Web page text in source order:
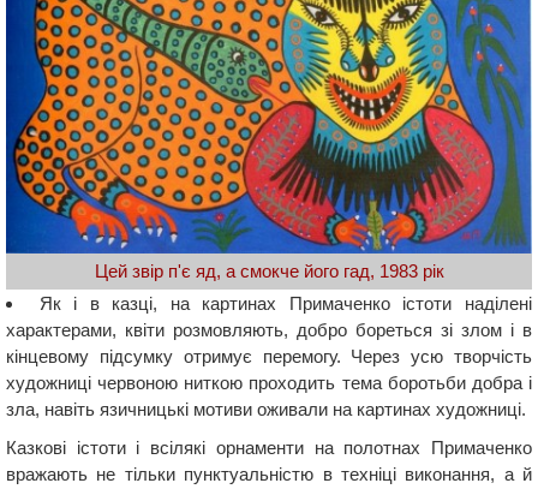
Цей звір п'є яд, а смокче його гад, 1983 рік
Як і в казці, на картинах Примаченко істоти наділені
характерами, квіти розмовляють, добро бореться зі злом і в
кінцевому підсумку отримує перемогу. Через усю творчість
художниці червоною ниткою проходить тема боротьби добра і
зла, навіть язичницькі мотиви оживали на картинах художниці.
Казкові істоти і всілякі орнаменти на полотнах Примаченко
вражають не тільки пунктуальністю в техніці виконання, а й